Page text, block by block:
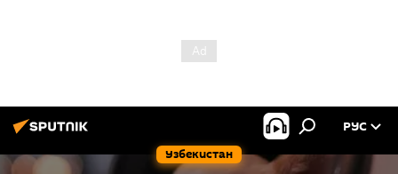
Узбекистан
РУС